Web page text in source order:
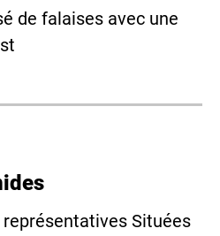
de falaises avec une
Situées